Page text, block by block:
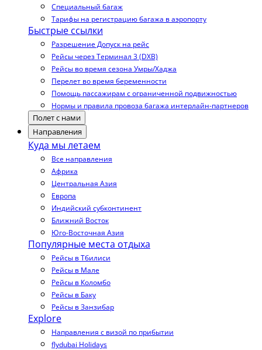
Специальный багаж
Тарифы на регистрацию багажа в аэропорту
Быстрые ссылки
Разрешение Допуск на рейс
Рейсы через Терминал 3 (DXB)
Рейсы во время сезона Умры/Хаджа
Перелет во время беременности
Помощь пассажирам с ограниченной подвижностью
Нормы и правила провоза багажа интерлайн-партнеров
Полет с нами
Направления
Куда мы летаем
Все направления
Африка
Центральная Азия
Европа
Индийский субконтинент
Ближний Восток
Юго-Восточная Азия
Популярные места отдыха
Рейсы в Тбилиси
Рейсы в Мале
Рейсы в Коломбо
Рейсы в Баку
Рейсы в Занзибар
Explore
Направления с визой по прибытии
flydubai Holidays